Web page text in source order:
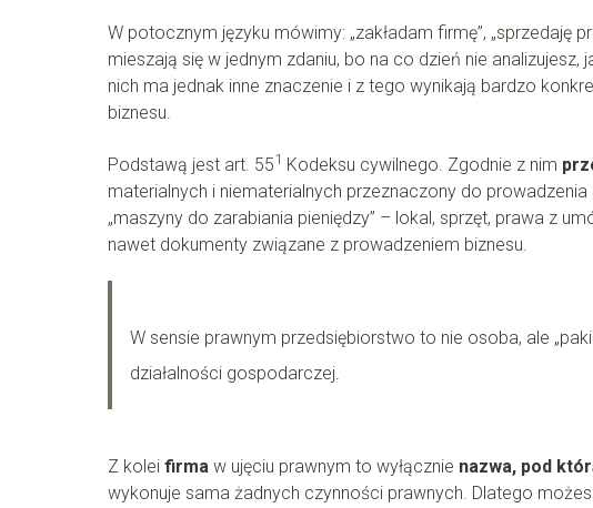
W potocznym języku mówimy: „zakładam firmę”, „sprzedaję
mieszają się w jednym zdaniu, bo na co dzień nie
nich ma jednak inne znaczenie i z tego wynikają bardzo
biznesu.
Podstawą jest art. 551 Kodeksu cywilnego. Zgodnie z nim
materialnych i niematerialnych przeznaczony do prowadzenia
„maszyny do zarabiania pieniędzy” – lokal, sprzęt, prawa z
nawet dokumenty związane z prowadzeniem biznesu.
W sensie prawnym przedsiębiorstwo to nie osoba, ale
działalności gospodarczej.
Z kolei firma w ujęciu prawnym to wyłącznie nazwa, pod
wykonuje sama żadnych czynności prawnych. Dlatego